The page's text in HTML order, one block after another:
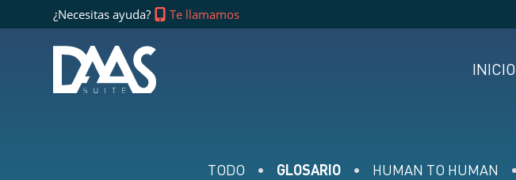
¿Necesitas ayuda? Te llamamos
INICIO
TODO GLOSARIO HUMAN TO HUMAN